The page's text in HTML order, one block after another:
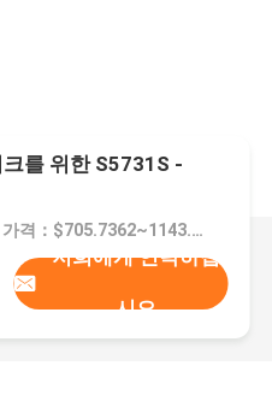
를 위한 S5731S -
가격：$705.7362~1143.2927 Negotiable
저희에게 연락하십
시오